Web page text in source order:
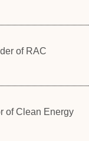
of RAC
of Clean Energy